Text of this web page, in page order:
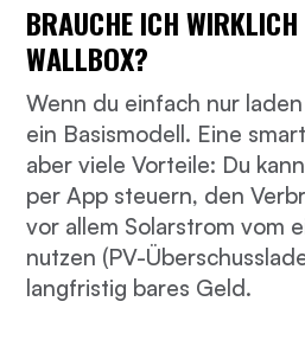
BRAUCHE ICH
WALLBOX?
Wenn du einfach nur
ein Basismodell. Eine
aber viele Vorteile: Du
per App steuern, den
vor allem Solarstrom vom
nutzen (PV-
langfristig bares Geld.